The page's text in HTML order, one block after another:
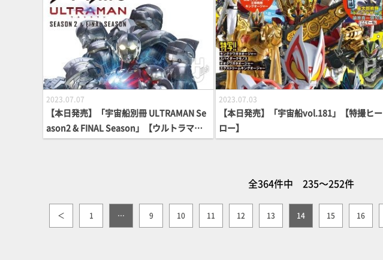
2023.07.07
【本日発売】「宇宙船別冊 ULTRAMAN Se
ason2 & FINAL Season」【ウルトラマ
ン】
2023.07.03
【本日発売】「宇宙船vol.181」【特撮ヒー
ロー】
全364件中 235～252件
＜ 1 … 9 10 11 12 13 14 15 16